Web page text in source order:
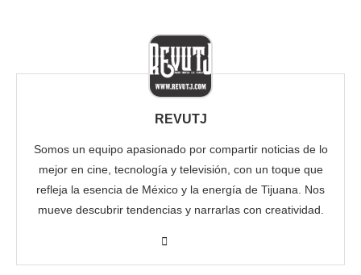
REVUTJ
Somos un equipo apasionado por compartir noticias de lo
mejor en cine, tecnología y televisión, con un toque que
refleja la esencia de México y la energía de Tijuana. Nos
mueve descubrir tendencias y narrarlas con creatividad.